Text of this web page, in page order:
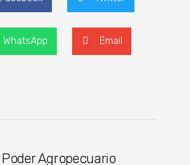
WhatsApp Email
Poder Agropecuario